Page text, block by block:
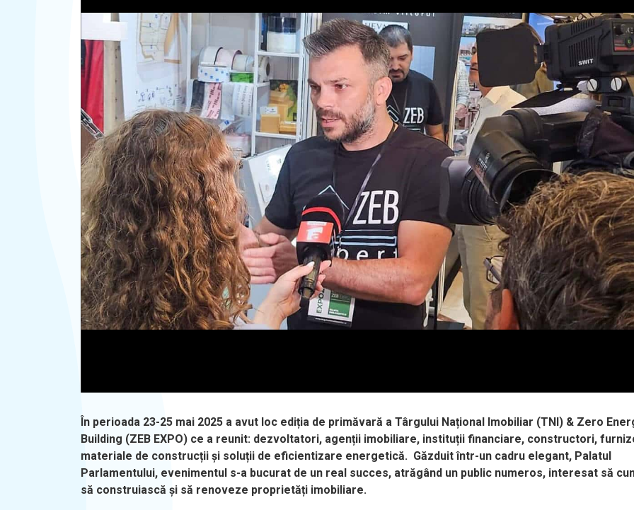
În perioada 23-25 mai 2025 a avut loc ediția de primăvară a Târgului Național Imobiliar (TNI) & Zero
Building (ZEB EXPO) ce a reunit: dezvoltatori, agenții imobiliare, instituții financiare, constructori,
materiale de construcții și soluții de eficientizare energetică. Găzduit într-un cadru elegant, Palatul
Parlamentului, evenimentul s-a bucurat de un real succes, atrăgând un public numeros, interesat să
să construiască și să renoveze proprietăți imobiliare.